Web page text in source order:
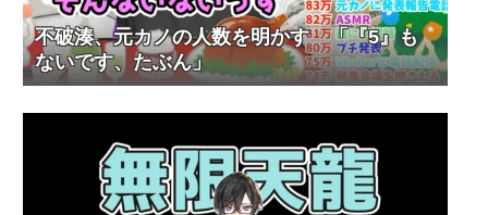
不破湊、元カノの人数を明かす 「『5』も
ないです、たぶん」